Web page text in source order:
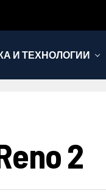
И ТЕХНОЛОГИИ
2